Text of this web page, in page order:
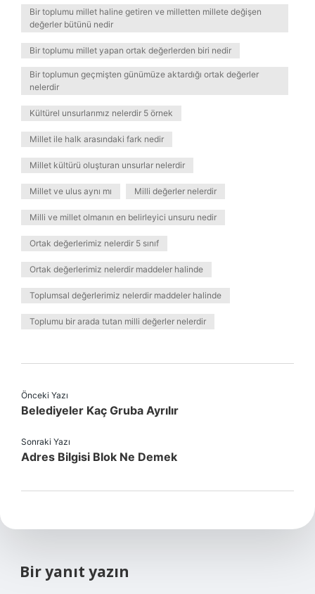
Bir toplumu millet haline getiren ve milletten millete değişen
değerler bütünü nedir
Bir toplumu millet yapan ortak değerlerden biri nedir
Bir toplumun geçmişten günümüze aktardığı ortak değerler
nelerdir
Kültürel unsurlarımız nelerdir 5 örnek
Millet ile halk arasındaki fark nedir
Millet kültürü oluşturan unsurlar nelerdir
Millet ve ulus aynı mı Milli değerler nelerdir
Milli ve millet olmanın en belirleyici unsuru nedir
Ortak değerlerimiz nelerdir 5 sınıf
Ortak değerlerimiz nelerdir maddeler halinde
Toplumsal değerlerimiz nelerdir maddeler halinde
Toplumu bir arada tutan milli değerler nelerdir
Önceki Yazı
Belediyeler Kaç Gruba Ayrılır
Sonraki Yazı
Adres Bilgisi Blok Ne Demek
Bir yanıt yazın